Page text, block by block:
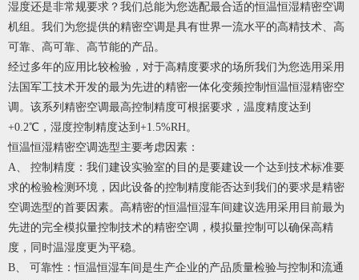
湿度还是非常规要求？我们总能为您选配最合适的恒温恒湿精密空调
机组。我们为您提供的精密空调是具有世界一流水平的高精技术、高
可靠、高可靠、高节能的产品。
经过多年的应用比较检验，对于高精度要求的场所我们为您选用采用
法国军工技术开发的最为先进的精密一体化变频控制恒温恒湿精密空
调。该系列精密空调最高控制精度可根据要求，温度精度达到
+0.2℃，湿度控制精度达到+1.5%RH。
恒温恒湿精密空调选型主要考虑因素：
A、 控制精度：我们建设实验室的目的是要建设一个达到技术标准要
求的检验检测环境，因此设备的控制精度能否达到我们的要求是精密
空调选型的首要因素。高精密的恒温恒湿车间建议选用采用目前最为
先进的完全模拟量控制技术的精密空调，模拟量控制可以确保高精
度，同时温湿度更为平稳。
B、 可靠性：恒温恒湿车间是生产企业的产品质量检验与控制和流通